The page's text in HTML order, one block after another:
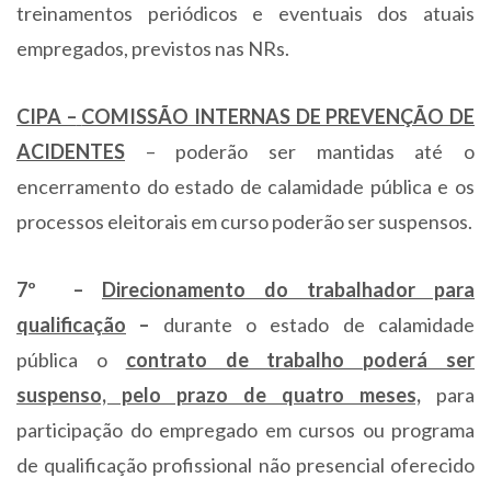
treinamentos periódicos e eventuais dos atuais
empregados, previstos nas NRs.
CIPA – COMISSÃO INTERNAS DE PREVENÇÃO DE
ACIDENTES – poderão ser mantidas até o
encerramento do estado de calamidade pública e os
processos eleitorais em curso poderão ser suspensos.
7º – Direcionamento do trabalhador para
qualificação – durante o estado de calamidade
pública o contrato de trabalho poderá ser
suspenso, pelo prazo de quatro meses, para
participação do empregado em cursos ou programa
de qualificação profissional não presencial oferecido